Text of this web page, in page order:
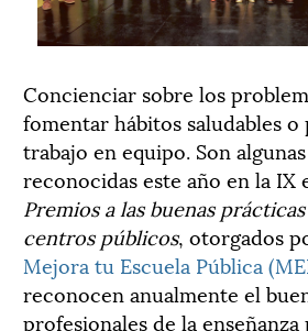
Concienciar sobre los
fomentar hábitos saludables
trabajo en equipo. Son
reconocidas este año en la IX
Premios a las buenas
centros públicos, otorgados
Mejora tu Escuela Pública
reconocen anualmente el
profesionales de la enseñanza